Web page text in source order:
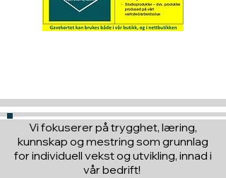
Vi fokuserer på trygghet, læring,
kunnskap og mestring som grunnlag
for individuell vekst og utvikling, innad i
vår bedrift!